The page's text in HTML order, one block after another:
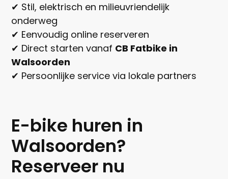
✔ Stil, elektrisch en milieuvriendelijk
onderweg
✔ Eenvoudig online reserveren
✔ Direct starten vanaf CB Fatbike in
Walsoorden
✔ Persoonlijke service via lokale partners
E-bike huren in
Walsoorden?
Reserveer nu